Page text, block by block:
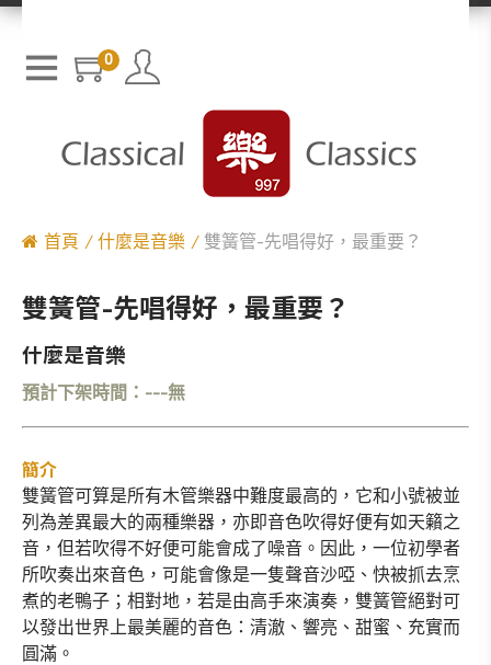
0
首頁 什麼是音樂 雙簧管-先唱得好，最重要？
雙簧管-先唱得好，最重要？
什麼是音樂
預計下架時間：---無
簡介
雙簧管可算是所有木管樂器中難度最高的，它和小號被並
列為差異最大的兩種樂器，亦即音色吹得好便有如天籟之
音，但若吹得不好便可能會成了噪音。因此，一位初學者
所吹奏出來音色，可能會像是一隻聲音沙啞、快被抓去烹
煮的老鴨子；相對地，若是由高手來演奏，雙簧管絕對可
以發出世界上最美麗的音色：清澈、響亮、甜蜜、充實而
圓滿。